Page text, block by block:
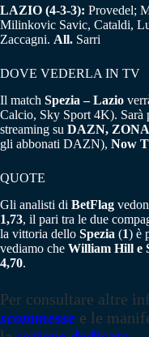
LAZIO (4-3-3): Provedel;
Milinkovic Savic, Cataldi,
Zaccagni. All. Sarri
DOVE VEDERLA IN TV
Il match Spezia – Lazio
Calcio, Sky Sport 4K). Sarà
streaming su DAZN,
gli abbonati DAZN), Now
QUOTE
Gli analisti di BetFlag
1,73, il pari tra le due
la vittoria dello Spezia (1) è
vediamo che William Hill e
4,70.
Per consultare altre
scommesse e le